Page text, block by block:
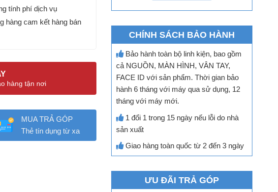
tính phí dịch vụ
hàng cam kết hàng bán
hàng tận nơi
MUA TRẢ GÓP
Thẻ tín dụng từ xa
CHÍNH SÁCH BẢO HÀNH
Bảo hành toàn bộ linh kiện, bao gồm
cả NGUỒN, MÀN HÌNH, VÂN TAY,
FACE ID với sản phẩm. Thời gian bảo
hành 6 tháng với máy qua sử dụng, 12
tháng với máy mới.
1 đổi 1 trong 15 ngày nếu lỗi do nhà
sản xuất
Giao hàng toàn quốc từ 2 đến 3 ngày
ƯU ĐÃI TRẢ GÓP